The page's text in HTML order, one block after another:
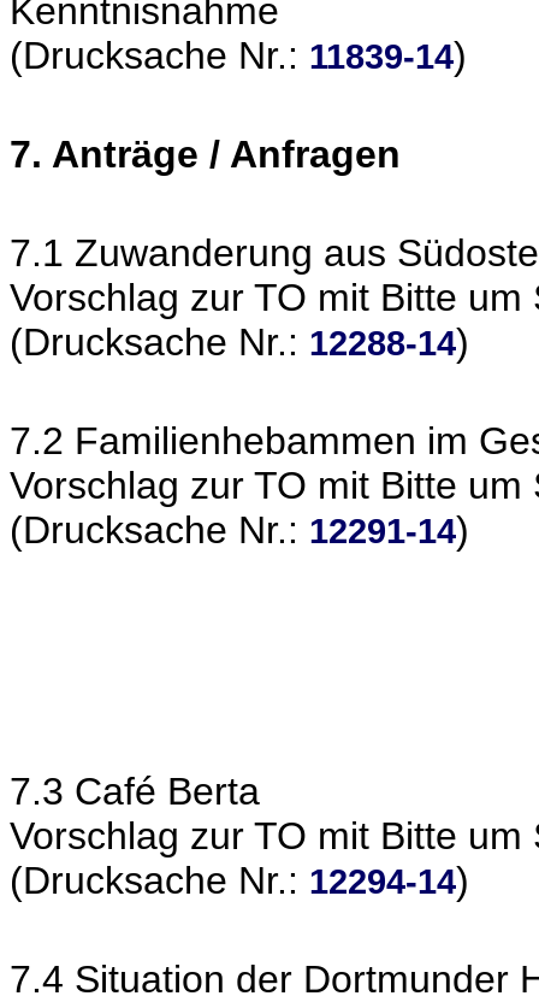
Kenntnisnahme
(Drucksache Nr.: 11839-14)
7. Anträge / Anfragen
7.1 Zuwanderung aus
Vorschlag zur TO mit Bitte
(Drucksache Nr.: 12288-14)
7.2 Familienhebammen im
Vorschlag zur TO mit Bitte
(Drucksache Nr.: 12291-14)
7.3 Café Berta
Vorschlag zur TO mit Bitte
(Drucksache Nr.: 12294-14)
7.4 Situation der Dortmunder